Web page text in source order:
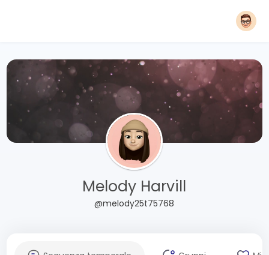
Melody Harvill
@melody25t75768